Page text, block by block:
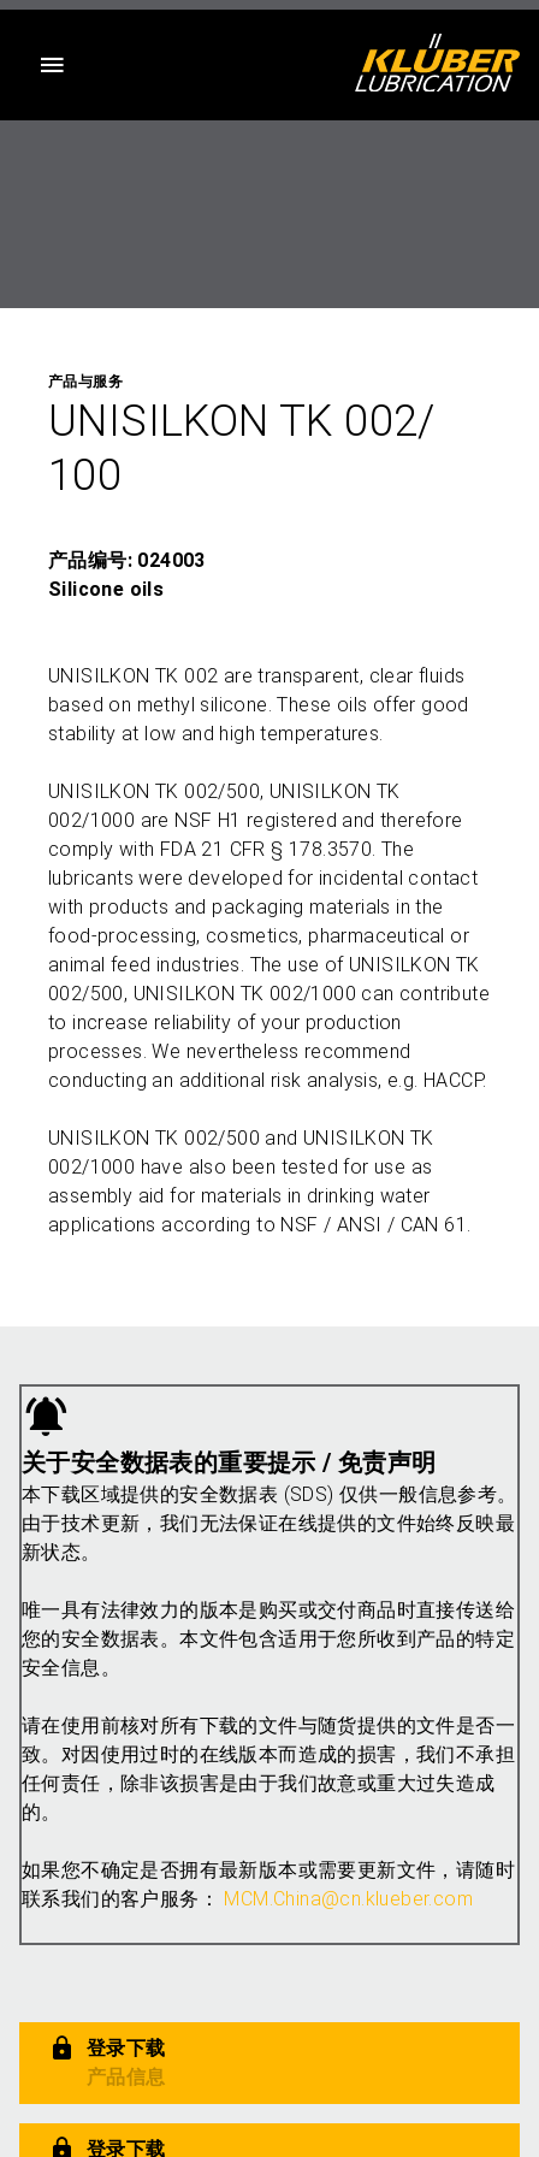
产品与服务
UNISILKON TK 002/
100
产品编号: 024003
Silicone oils
UNISILKON TK 002 are transparent, clear fluids
based on methyl silicone. These oils offer good
stability at low and high temperatures.
UNISILKON TK 002/500, UNISILKON TK
002/1000 are NSF H1 registered and therefore
comply with FDA 21 CFR § 178.3570. The
lubricants were developed for incidental contact
with products and packaging materials in the
food-processing, cosmetics, pharmaceutical or
animal feed industries. The use of UNISILKON TK
002/500, UNISILKON TK 002/1000 can contribute
to increase reliability of your production
processes. We nevertheless recommend
conducting an additional risk analysis, e.g. HACCP.
UNISILKON TK 002/500 and UNISILKON TK
002/1000 have also been tested for use as
assembly aid for materials in drinking water
applications according to NSF / ANSI / CAN 61.
关于安全数据表的重要提示 / 免责声明
本下载区域提供的安全数据表 (SDS) 仅供一般信息参考。
由于技术更新，我们无法保证在线提供的文件始终反映最
新状态。
唯一具有法律效力的版本是购买或交付商品时直接传送给
您的安全数据表。本文件包含适用于您所收到产品的特定
安全信息。
请在使用前核对所有下载的文件与随货提供的文件是否一
致。对因使用过时的在线版本而造成的损害，我们不承担
任何责任，除非该损害是由于我们故意或重大过失造成
的。
如果您不确定是否拥有最新版本或需要更新文件，请随时
联系我们的客户服务： MCM.China@cn.klueber.com
登录下载
产品信息
登录下载